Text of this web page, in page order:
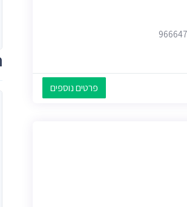
פרטים נוספים